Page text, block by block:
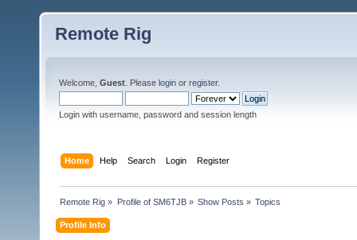
Remote Rig
Welcome, Guest . Please login or register.
Login with username, password and session length
Home Help Search Login Register
Remote Rig » Profile of SM6TJB» Show Posts » Topics
Profile Info